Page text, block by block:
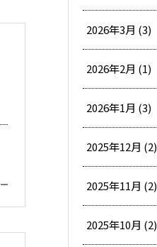
2026年3月 (3)
2026年2月 (1)
2026年1月 (3)
2025年12月 (2)
2025年11月 (2)
2025年10月 (2)